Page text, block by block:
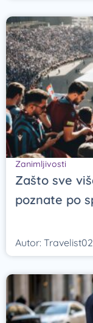
Zanimljivosti
Zašto sve
poznate po
Autor: Travelist